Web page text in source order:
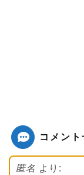
コメント
匿名 より: